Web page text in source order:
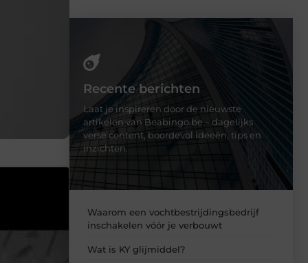
Recente berichten
Laat je inspireren door de nieuwste
artikelen van Beabingo.be – dagelijks
verse content, boordevol ideeën, tips en
inzichten.
Waarom een vochtbestrijdingsbedrijf
inschakelen vóór je verbouwt
Wat is KY glijmiddel?